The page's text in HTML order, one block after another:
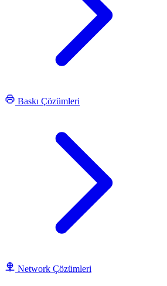
Baskı Çözümleri
Network Çözümleri